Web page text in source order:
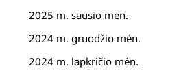
2025 m. sausio mėn.
2024 m. gruodžio mėn.
2024 m. lapkričio mėn.